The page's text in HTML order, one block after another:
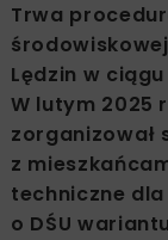
Trwa
Lędzin w
W lutym 2025
zorganizował
z
techniczne
o DŚU